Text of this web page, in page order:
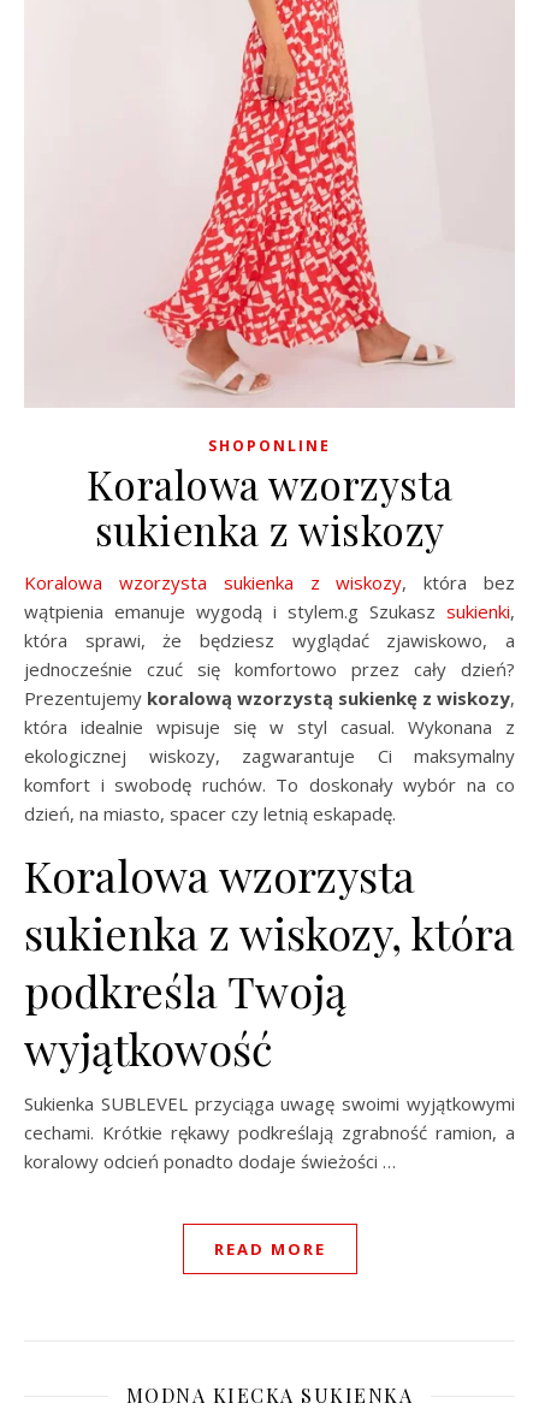
SHOPONLINE
Koralowa wzorzysta
sukienka z wiskozy
Koralowa wzorzysta sukienka z wiskozy, która bez
wątpienia emanuje wygodą i stylem.g Szukasz sukienki,
która sprawi, że będziesz wyglądać zjawiskowo, a
jednocześnie czuć się komfortowo przez cały dzień?
Prezentujemy koralową wzorzystą sukienkę z wiskozy,
która idealnie wpisuje się w styl casual. Wykonana z
ekologicznej wiskozy, zagwarantuje Ci maksymalny
komfort i swobodę ruchów. To doskonały wybór na co
dzień, na miasto, spacer czy letnią eskapadę.
Koralowa wzorzysta
sukienka z wiskozy, która
podkreśla Twoją
wyjątkowość
Sukienka SUBLEVEL przyciąga uwagę swoimi wyjątkowymi
cechami. Krótkie rękawy podkreślają zgrabność ramion, a
koralowy odcień ponadto dodaje świeżości …
READ MORE
MODNA KIECKA SUKIENKA